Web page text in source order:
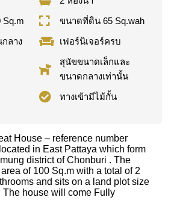
ขนาดที่ดิน 65 Sq.wah
ลาง
เฟอร์นิเจอร์ครบ
สุนัขขนาดเล็กและ
ขนาดกลางเท่านั้น
ทางเข้ามีไม้กั้น
House – reference number
in East Pattaya which form
district of Chonburi . The
of 100 Sq.m with a total of 2
and sits on a land plot size
The house will come Fully